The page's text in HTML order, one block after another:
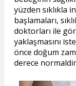
yüzden sıklıkla
başlamaları,
doktorları ile
yaklaşmasını
önce doğum
derece